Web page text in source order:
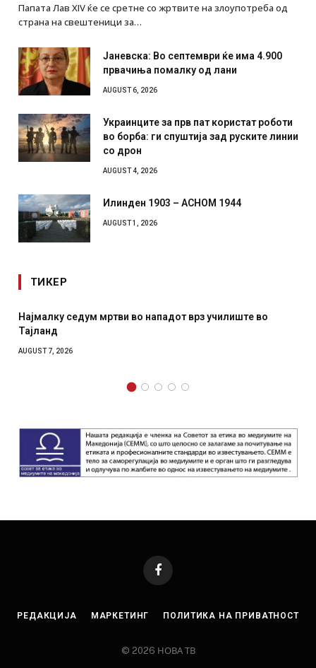
Папата Лав XIV ќе се сретне со жртвите на злоупотреба од
страна на свештеници за…
Јаневска: Во септември ќе има 4.900
првачиња помалку од лани
AUGUST 6, 2026
Украинците за прв пат користат роботи
во борба: ги спуштија зад руските линии
со дрон
AUGUST 4, 2026
Илинден 1903 – АСНОМ 1944
AUGUST 1, 2026
ТИКЕР
СОЗИС: Украинците повеќе им веруваат на генералите
отколку на Зеленски
AUGUST 7, 2026
Facebook
РЕДАКЦИЈА МАРКЕТИНГ ПОЛИТИКА НА ПРИВАТНОСТ
© 2026 НОВА ТВ